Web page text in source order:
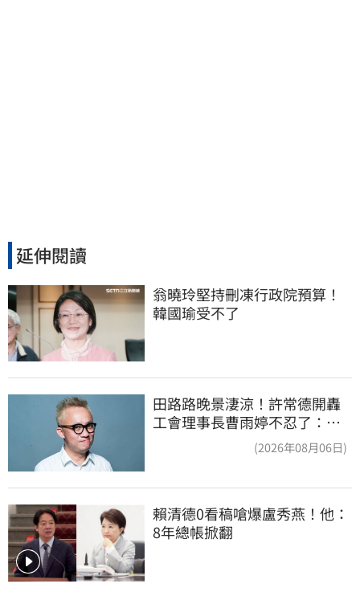
延伸閱讀
翁曉玲堅持刪凍行政院預算！
韓國瑜受不了
田路路晚景淒涼！許常德開轟
工會理事長曹雨婷不忍了：別
(2026年08月06日)
賴清德0看稿嗆爆盧秀燕！他：
8年總帳掀翻